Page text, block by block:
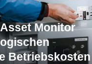
Monitor
Betriebskosten